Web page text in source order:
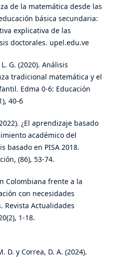
de la matemática desde las
básica secundaria:
explicativa de las
doctorales. upel.edu.ve
G. (2020). Análisis
tradicional matemática y el
Edma 0-6: Educación
40-6
¿El aprendizaje basado
académico del
basado en PISA 2018.
(86), 53-74.
Colombiana frente a la
con necesidades
Revista Actualidades
1-18.
D. y Correa, D. A. (2024).